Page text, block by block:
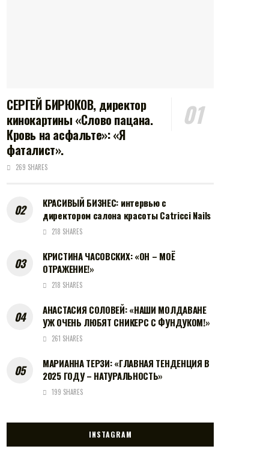
СЕРГЕЙ БИРЮКОВ, директор
кинокартины «Слово пацана.
Кровь на асфальте»: «Я
фаталист».
269 SHARES
КРАСИВЫЙ БИЗНЕС: интервью с
директором салона красоты Catricci Nails
218 SHARES
КРИСТИНА ЧАСОВСКИХ: «ОН – МОЁ
ОТРАЖЕНИЕ!»
218 SHARES
АНАСТАСИЯ СОЛОВЕЙ: «НАШИ МОЛДАВАНЕ
УЖ ОЧЕНЬ ЛЮБЯТ СНИКЕРС С ФУНДУКОМ!»
261 SHARES
МАРИАННА ТЕРЗИ: «ГЛАВНАЯ ТЕНДЕНЦИЯ В
2025 ГОДУ – НАТУРАЛЬНОСТЬ»
199 SHARES
INSTAGRAM